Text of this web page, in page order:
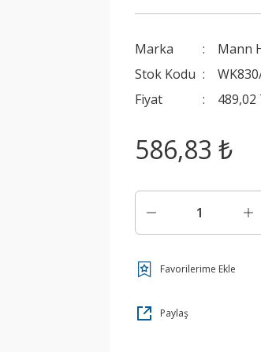
Marka
Mann
Stok Kodu
Fiyat
489,02
586,83 ₺
Paylaş